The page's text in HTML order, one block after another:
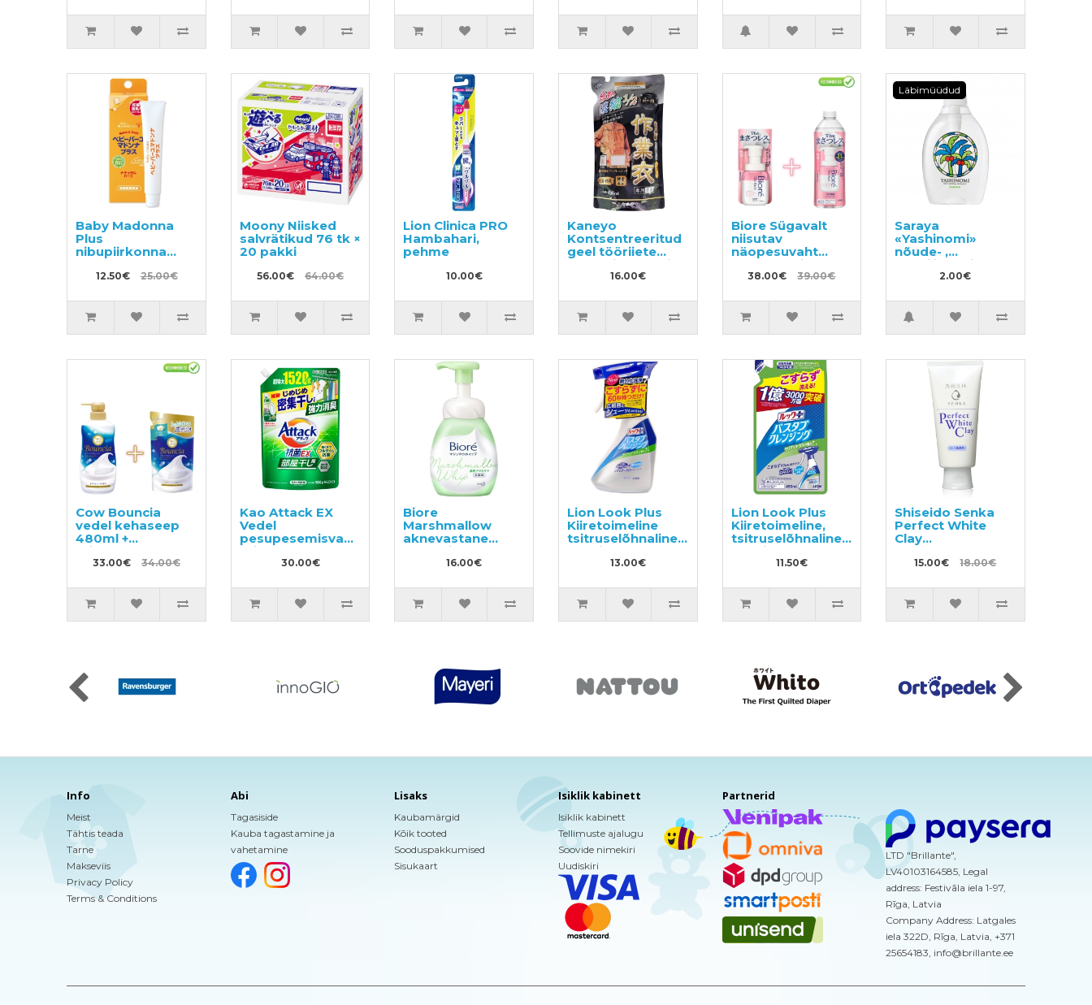
240ml
Baby Madonna
Plus
nibupiirkonna
12.50€ 25.00€
Moony Niisked
salvrätikud 76 tk ×
20 pakki
56.00€ 64.00€
Lion Clinica PRO
Hambahari,
pehme
10.00€
Kaneyo
Kontsentreeritud
geel tööriiete
pesemiseks, täide
16.00€
Biore Sügavalt
niisutav
näopesuvaht
200ml + täide
340ml
38.00€ 39.00€
Läbimüüdud
Saraya
«Yashinomi»
nõude- ,
puuviljade- ja
köögiviljade
täitepakend,
näidis 50ml
2.00€
Cow Bouncia
vedel kehaseep
480ml +
täitepakend
360ml
33.00€ 34.00€
Kao Attack EX
Vedel
pesupesemisvahend
täitepakend
30.00€
Biore
Marshmallow
aknevastane
pesemisvaht
16.00€
Lion Look Plus
Kiiretoimeline
tsitruselõhnaline
vannitoapuhastusvahend
13.00€
Lion Look Plus
Kiiretoimeline,
tsitruselõhnaline
vannitoapuhastusvahend,
täide 450ml
11.50€
Shiseido Senka
Perfect White
Clay
valge saviga 120g
15.00€ 18.00€
Info
Meist
Tähtis teada
Tarne
Makseviis
Privacy Policy
Terms & Conditions
Abi
Tagasiside
Kauba tagastamine ja
vahetamine
Lisaks
Kaubamärgid
Kõik tooted
Sooduspakkumised
Sisukaart
Isiklik kabinett
Isiklik kabinett
Tellimuste ajalugu
Soovide nimekiri
Uudiskiri
Partnerid
LTD "Brillante",
LV40103164585, Legal
address: Festivāla iela 1-97,
Rīga, Latvia
Company Address: Latgales
iela 322D, Rīga, Latvia, +371
25654183, info@brillante.ee